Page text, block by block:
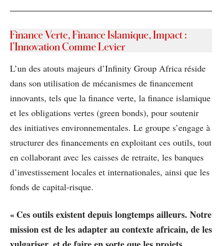
Finance Verte, Finance Islamique, Impact :
l’Innovation Comme Levier
L’un des atouts majeurs d’Infinity Group Africa réside
dans son utilisation de mécanismes de financement
innovants, tels que la finance verte, la finance islamique
et les obligations vertes (green bonds), pour soutenir
des initiatives environnementales. Le groupe s’engage à
structurer des financements en exploitant ces outils, tout
en collaborant avec les caisses de retraite, les banques
d’investissement locales et internationales, ainsi que les
fonds de capital-risque.
« Ces outils existent depuis longtemps ailleurs. Notre
mission est de les adapter au contexte africain, de les